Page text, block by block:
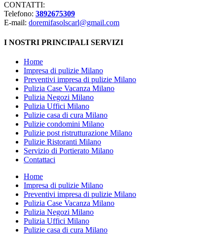
CONTATTI:
Telefono: 3892675309
E-mail: doremifasolscarl@gmail.com
I NOSTRI PRINCIPALI SERVIZI
Home
Impresa di pulizie Milano
Preventivi impresa di pulizie Milano
Pulizia Case Vacanza Milano
Pulizia Negozi Milano
Pulizia Uffici Milano
Pulizie casa di cura Milano
Pulizie condomini Milano
Pulizie post ristrutturazione Milano
Pulizie Ristoranti Milano
Servizio di Portierato Milano
Contattaci
Home
Impresa di pulizie Milano
Preventivi impresa di pulizie Milano
Pulizia Case Vacanza Milano
Pulizia Negozi Milano
Pulizia Uffici Milano
Pulizie casa di cura Milano